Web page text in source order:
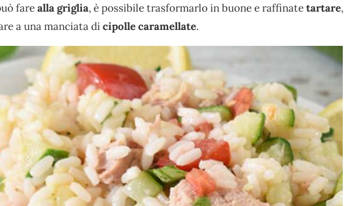
farealla griglia, è possibile trasformarlo in buone e raffinatetartare,
a una manciata dicipolle caramellate.